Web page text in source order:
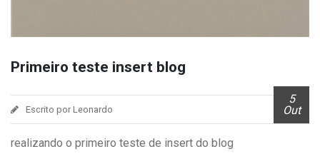
Primeiro teste insert blog
Escrito por Leonardo
5
Out
realizando o primeiro teste de insert do blog